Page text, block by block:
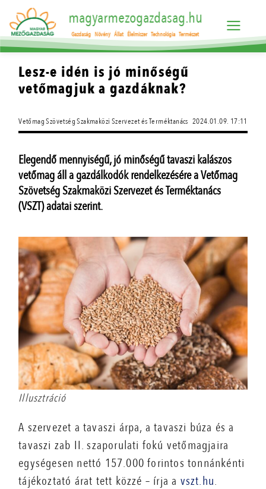
magyarmezogazdasag.hu
Gazdaság Növény Állat Élelmiszer Technológia Természet
Lesz-e idén is jó minőségű
vetőmagjuk a gazdáknak?
Vetőmag Szövetség Szakmaközi Szervezet és Terméktanács 2024.01.09. 17:11
Elegendő mennyiségű, jó minőségű tavaszi kalászos
vetőmag áll a gazdálkodók rendelkezésére a Vetőmag
Szövetség Szakmaközi Szervezet és Terméktanács
(VSZT) adatai szerint.
Illusztráció
A szervezet a tavaszi árpa, a tavaszi búza és a
tavaszi zab II. szaporulati fokú vetőmagjaira
egységesen nettó 157.000 forintos tonnánkénti
tájékoztató árat tett közzé – írja a vszt.hu.